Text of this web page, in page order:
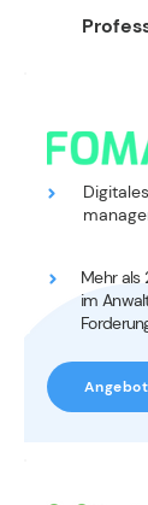
Mehr als
im
Angebot